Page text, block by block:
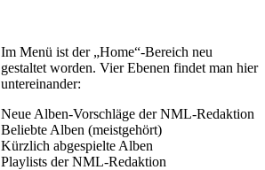
Im Menü ist der „Home“-Bereich neu
gestaltet worden. Vier Ebenen findet man hier
untereinander:
Neue Alben-Vorschläge der NML-Redaktion
Beliebte Alben (meistgehört)
Kürzlich abgespielte Alben
Playlists der NML-Redaktion